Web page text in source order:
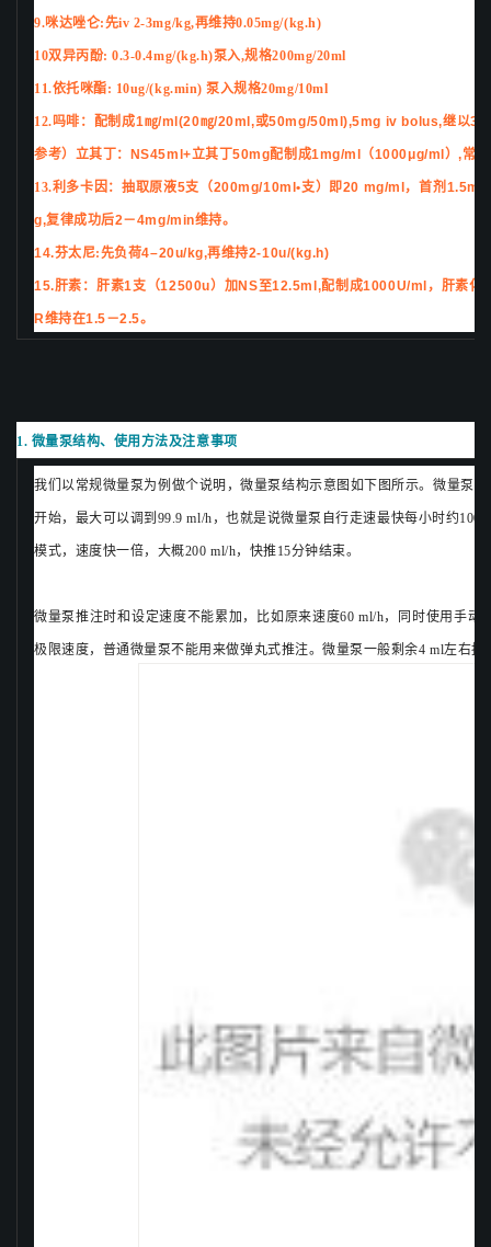
9.咪达唑仑:先iv 2-3mg/kg,再维持0.05mg/(kg.h)
10双异丙酚: 0.3-0.4mg/(kg.h)泵入,规格200mg/20ml
11.依托咪酯: 10ug/(kg.min) 泵入规格20mg/10ml
12.吗啡： 配制成1㎎/ml(20㎎/20ml,或50mg/50ml),5mg iv bolus,继以
参考）立其丁：NS45ml+立其丁50mg配制成1mg/ml（1000μg/ml）,常
13.利多卡因：抽取原液5支（200mg/10ml•支）即20 mg/ml，首剂
g,复律成功后2－4mg/min维持。
14.芬太尼:先负荷4–20u/kg,再维持2-10u/(kg.h)
15.肝素： 肝素1支（12500u）加NS至12.5ml,配制成1000U/ml，肝素
R维持在1.5－2.5。
1. 微量泵结构、使用方法及注意事项
我们以常规微量泵为例做个说明，微量泵结构示意图如下图所示。微量泵
开始，最大可以调到99.9 ml/h，也就是说微量泵自行走速最快每小时约
模式，速度快一倍，大概200 ml/h，快推15分钟结束。
微量泵推注时和设定速度不能累加，比如原来速度60 ml/h，同时使用手
极限速度，普通微量泵不能用来做弹丸式推注。微量泵一般剩余4 ml左右报